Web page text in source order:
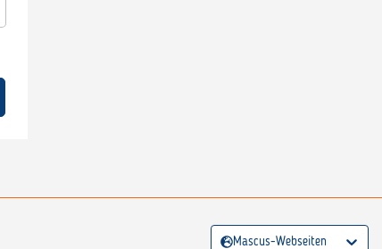
Mascus-Webseiten